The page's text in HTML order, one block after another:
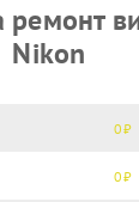
ремонт
Nikon
0
0